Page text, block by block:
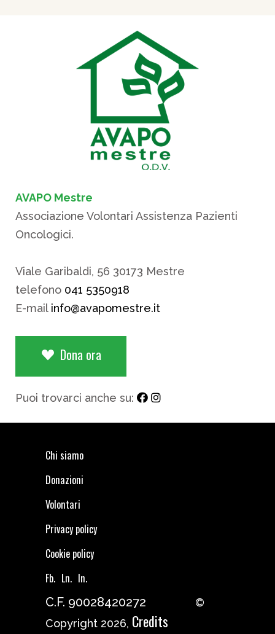
AVAPO Mestre
Associazione Volontari Assistenza Pazienti
Oncologici.
Viale Garibaldi, 56 30173 Mestre
telefono 041 5350918
E-mail info@avapomestre.it
Dona ora
Puoi trovarci anche su:
Chi siamo
Donazioni
Volontari
Privacy policy
Cookie policy
Fb. Ln. In.
C.F. 90028420272
©
Copyright 2026, Credits